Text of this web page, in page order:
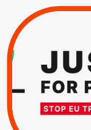
VIOLATIONS DES
SUSPENSION
TOTALE DE
L’ACCORD
D’ASSOCIATION UE-
ISRAËL